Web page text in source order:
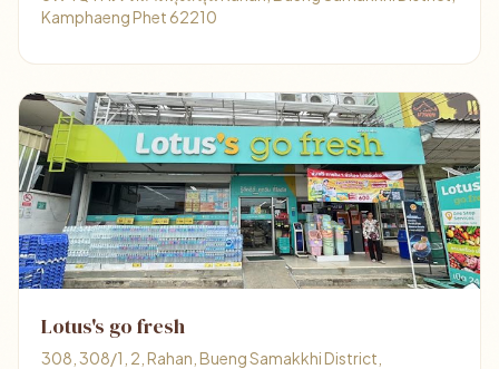
Kamphaeng Phet 62210
Lotus's go fresh
308, 308/1, 2, Rahan, Bueng Samakkhi District,